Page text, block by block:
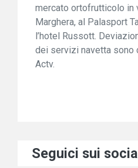
mercato ortofrutticolo in
Marghera, al Palasport
l’hotel Russott.
dei servizi navetta
Actv.
Seguici sui social